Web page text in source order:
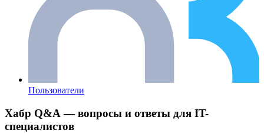
Пользователи
Хабр Q&A — вопросы и ответы для IT-
специалистов